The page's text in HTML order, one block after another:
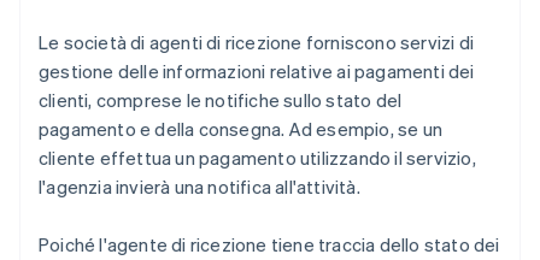
Le società di agenti di ricezione forniscono servizi di
gestione delle informazioni relative ai pagamenti dei
clienti, comprese le notifiche sullo stato del
pagamento e della consegna. Ad esempio, se un
cliente effettua un pagamento utilizzando il servizio,
l'agenzia invierà una notifica all'attività.
Poiché l'agente di ricezione tiene traccia dello stato dei